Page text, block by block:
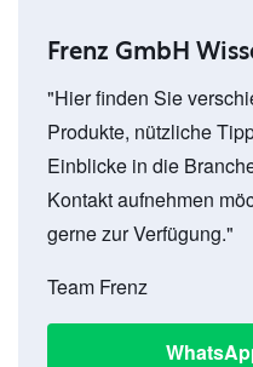
Frenz GmbH
"Hier finden Sie
Produkte, nützliche
Einblicke in die
Kontakt aufnehmen
gerne zur Verfügung."
Team Frenz